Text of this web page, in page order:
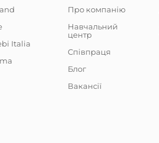
Italia
Про компанію
Навчальний
центр
Співпраця
Блог
Вакансії